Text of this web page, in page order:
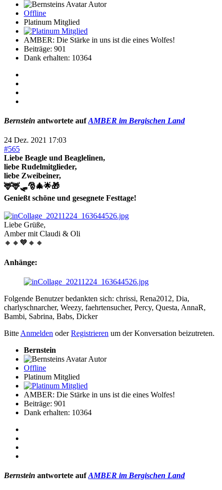
Autor
Offline
Platinum Mitglied
AMBER: Die Stärke in uns ist die eines Wolfes!
Beiträge: 901
Dank erhalten: 10364
Bernstein antwortete aufAMBER im Bergischen Land
24 Dez. 2021 17:03
#565
Liebe Beagle und Beaglelinen,
liebe Rudelmitglieder,
liebe Zweibeiner,
🦌🦌🛷🎅🎄🌟🎁
Genießt schöne und gesegnete Festtage!
Liebe Grüße,
Amber mit Claudi & Oli
🔸🔸🧡🔸🔸
Anhänge:
Folgende Benutzer bedankten sich: chrissi, Rena2012, Dia,
charlyschnarcher, Weezy, faehrtensucher, Percy, Questa, AnnaR,
Bambi, Sabrina, Babs, Dicker
Bitte Anmelden oderRegistrieren um der Konversation beizutreten.
Bernstein
Autor
Offline
Platinum Mitglied
AMBER: Die Stärke in uns ist die eines Wolfes!
Beiträge: 901
Dank erhalten: 10364
Bernstein antwortete aufAMBER im Bergischen Land